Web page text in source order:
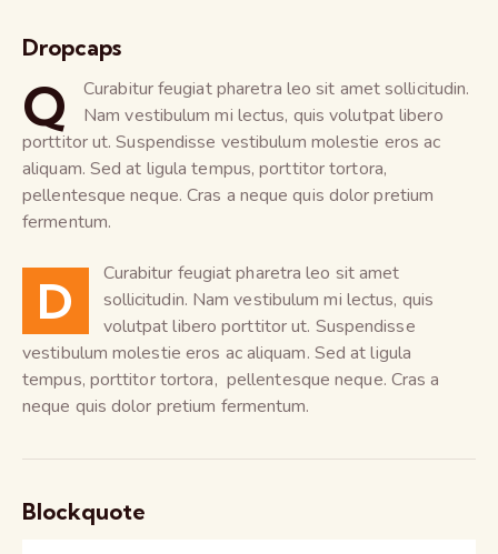
Dropcaps
Q
Curabitur feugiat pharetra leo sit amet sollicitudin.
Nam vestibulum mi lectus, quis volutpat libero
porttitor ut. Suspendisse vestibulum molestie eros ac
aliquam. Sed at ligula tempus, porttitor tortora,
pellentesque neque. Cras a neque quis dolor pretium
fermentum.
D
Curabitur feugiat pharetra leo sit amet
sollicitudin. Nam vestibulum mi lectus, quis
volutpat libero porttitor ut. Suspendisse
vestibulum molestie eros ac aliquam. Sed at ligula
tempus, porttitor tortora, pellentesque neque. Cras a
neque quis dolor pretium fermentum.
Blockquote